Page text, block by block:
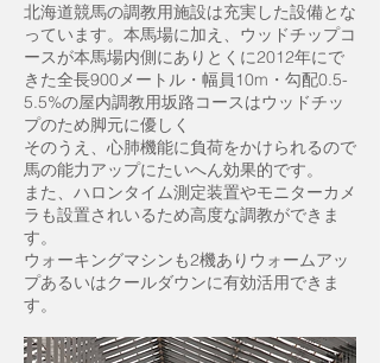
北海道競馬の調教用施設は充実した設備とな
っています。本馬場に加え、ウッドチップコ
ースが本馬場内側にありとくに2012年にで
きた全長900メートル・幅員10m・勾配0.5-
5.5%の屋内調教用坂路コースはウッドチッ
プのため脚元に優しく
そのうえ、心肺機能に負荷をかけられるので
馬の能力アップにたいへん効果的です。
また、ハロンタイム測定装置やモニターカメ
ラも設置されいるため高度な調教ができま
す。
ウォーキングマシンも2機ありウォームアッ
プあるいはクールダウンに有効活用できま
す。